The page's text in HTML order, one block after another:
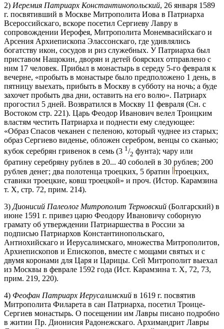
2) Иеремия Патриарх Константинопольский, 26 января 1589
г. посвятивший в Москве Митрополита Иова в Патриарха
Всероссийскаго, вскоре посетил Сергиеву Лавру в
сопровождении Иерофея, Митрополита Монемвасийскаго и
Арсения Архиепископа Элассонскаго, где удивлялись
богатству икон, сосудов и риз служебных. У Патриарха был
приставом Нащокин, дворян и детей боярских отправлено с
ним 17 человек. Прибыл в монастырь в середу 5-го февраля к
вечерне, «пробыть в монастыре было предположено 1 день, в
пятницу выехать, прибыть в Москву в субботу на ночь; а буде
захочет пробыть два дни, оставить на его волю». Патриарх
прогостил 5 дней. Возвратился в Москву 11 февраля (Сн. с
Востоком стр. 221). Царь Феодор Иванович велел Троицким
властям честить Патриарха и поднести ему следующее:
«Образ Спасов чеканен с пеленою, который чуднее из старых;
образ Сергиево виденье, обложен серебром, венцы со сканью;
кубок серебрян гривенок в семь (3 1 /2 фунта); чару или
братину серебряну рублев в 20... 40 соболей в 30 рублев; 200
рублев денег; два полотенца троецких, 5 братин
троецких,
ставики троецкие, ковш троецкой» и проч. (Истор. Карамзина
т. X, стр. 72, прим. 214).
3) Дионисий Палеолог Митрополит Терновский (Болгарский) в
июне 1591 г. привез царю Феодору Ивановичу соборную
грамату об утверждении Патриаршества в России за
подписью Патриархов Константинопольскаго,
Антиохийскаго и Иерусалимскаго, множества Митрополитов,
Архиепископов и Епископов, вместе с мощами святых и с
двумя коронами для Царя и Царицы. Сей Митрополит выехал
из Москвы в феврале 1592 года (Ист. Карамзина т. X, 72, 73,
прим. 219, 220).
4) Феофан Патриарх Иерусалимский в 1619 г. посвятив
Митрополита Филарета в сан Патриарха, посетил Троице-
Сергиев монастырь. О посещении им Лавры писано подробно
в житии Пр. Дионисия Радонежскаго. Архимандрит Лавры